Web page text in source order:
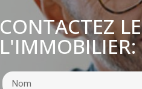
CONTACTEZ
L'IMMOBILIER: